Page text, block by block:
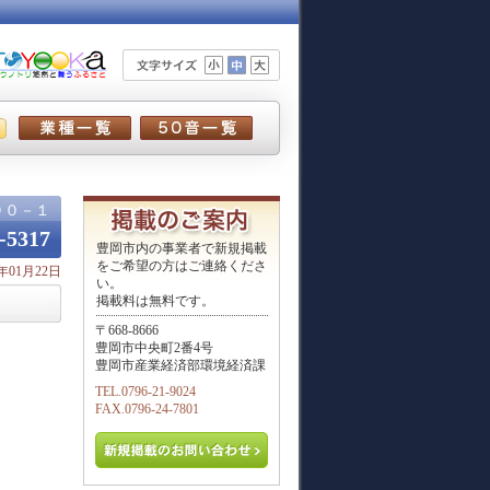
－１
5317
01月22日
豊岡市内の事業者で新規掲載
をご希望の方はご連絡くださ
い。
掲載料は無料です。
〒668-8666
豊岡市中央町2番4号
豊岡市産業経済部環境経済課
TEL.0796-21-9024
FAX.0796-24-7801